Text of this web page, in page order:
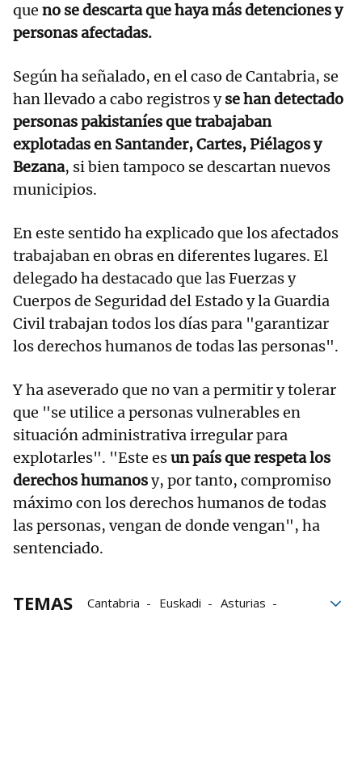
que no se descarta que haya más detenciones y
personas afectadas.
Según ha señalado, en el caso de Cantabria, se
han llevado a cabo registros yse han detectado
personas pakistaníes que trabajaban
explotadas en Santander, Cartes, Piélagos y
Bezana, si bien tampoco se descartan nuevos
municipios.
En este sentido ha explicado que los afectados
trabajaban en obras en diferentes lugares. El
delegado ha destacado que las Fuerzas y
Cuerpos de Seguridad del Estado y la Guardia
Civil trabajan todos los días para "garantizar
los derechos humanos de todas las personas".
Y ha aseverado que no van a permitir y tolerar
que "se utilice a personas vulnerables en
situación administrativa irregular para
explotarles". "Este esun país que respeta los
derechos humanosy, por tanto, compromiso
máximo con los derechos humanos de todas
las personas, vengan de donde vengan", ha
sentenciado.
TEMAS Cantabria Euskadi
Asturias